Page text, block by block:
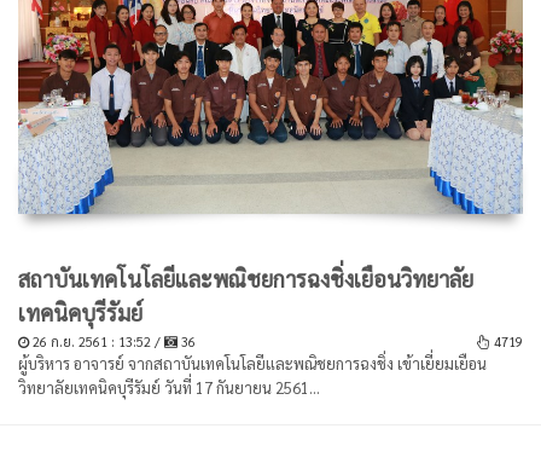
สถาบันเทคโนโลยีและพณิชยการฉงชิ่งเยือนวิทยาลัย
เทคนิคบุรีรัมย์
26 ก.ย. 2561 : 13:52 / 36 4719
ผู้บริหาร อาจารย์ จากสถาบันเทคโนโลยีและพณิชยการฉงชิ่ง เข้าเยี่ยมเยือน
วิทยาลัยเทคนิคบุรีรัมย์ วันที่ 17 กันยายน 2561...